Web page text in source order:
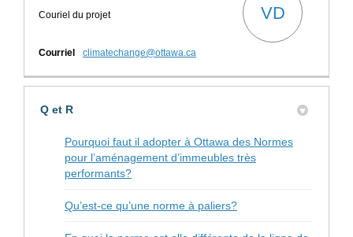
Couriel du projet VD
Courriel climatechange@ottawa.ca
Q et R
Pourquoi faut il adopter à Ottawa des Normes
pour l’aménagement d’immeubles très
performants?
Qu’est-ce qu’une norme à paliers?